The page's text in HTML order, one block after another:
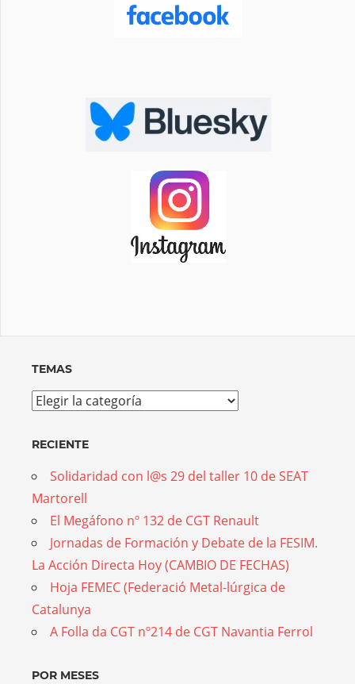
TEMAS
Temas
RECIENTE
Solidaridad con l@s 29 del taller 10 de SEAT
Martorell
El Megáfono nº 132 de CGT Renault
Jornadas de Formación y Debate de la FESIM.
La Acción Directa Hoy (CAMBIO DE FECHAS)
Hoja FEMEC (Federació Metal-lúrgica de
Catalunya
A Folla da CGT nº214 de CGT Navantia Ferrol
POR MESES